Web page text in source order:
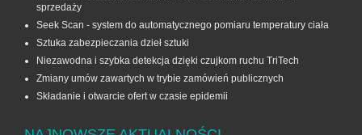
sprzedaży
Seek Scan - system do automatycznego pomiaru temperatury ciała
Sztuka zabezpieczania dzieł sztuki
Niezawodna i szybka detekcja dzięki czujkom ruchu TriTech
Zmiany umów zawartych w trybie zamówień publicznych
Składanie i otwarcie ofert w czasie epidemii